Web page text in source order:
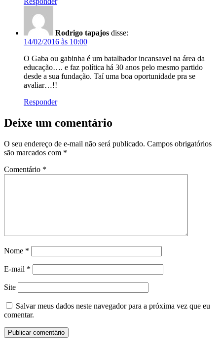
Rodrigo tapajos disse:
14/02/2016 às 10:00
O Gaba ou gabinha é um batalhador incansavel na área da
educação…. e faz política há 30 anos pelo mesmo partido
desde a sua fundação. Taí uma boa oportunidade pra se
avaliar…!!
Responder
Deixe um comentário
O seu endereço de e-mail não será publicado. Campos obrigatórios
são marcados com *
Comentário *
Nome *
E-mail *
Site
Salvar meus dados neste navegador para a próxima vez que eu
comentar.